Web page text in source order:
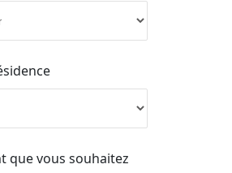
que vous souhaitez